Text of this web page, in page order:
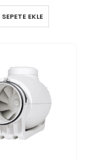
SEPETE EKLE